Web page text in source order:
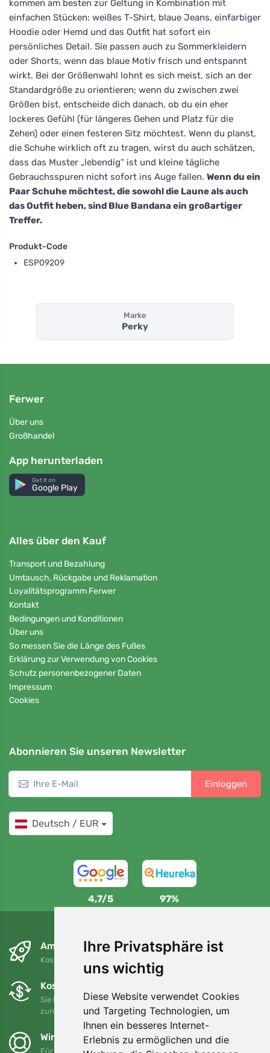
Ihre Privatsphäre ist
uns wichtig
Diese Website verwendet Cookies
und Targeting Technologien, um
Ihnen ein besseres Internet-
Erlebnis zu ermöglichen und die
kommen am besten zur Geltung in Kombination mit
einfachen Stücken: weißes T-Shirt, blaue Jeans, einfarbiger
Hoodie oder Hemd und das Outfit hat sofort ein
persönliches Detail. Sie passen auch zu Sommerkleidern
oder Shorts, wenn das blaue Motiv frisch und entspannt
wirkt. Bei der Größenwahl lohnt es sich meist, sich an der
Standardgröße zu orientieren; wenn du zwischen zwei
Größen bist, entscheide dich danach, ob du ein eher
lockeres Gefühl (für längeres Gehen und Platz für die
Zehen) oder einen festeren Sitz möchtest. Wenn du planst,
die Schuhe wirklich oft zu tragen, wirst du auch schätzen,
dass das Muster „lebendig“ ist und kleine tägliche
Gebrauchsspuren nicht sofort ins Auge fallen. Wenn du ein
Paar Schuhe möchtest, die sowohl die Laune als auch
das Outfit heben, sind Blue Bandana ein großartiger
Treffer.
Produkt-Code
ESP09209
Marke
Perky
Ferwer
Über uns
Großhandel
App herunterladen
Get it on
Google Play
Alles über den Kauf
Transport und Bezahlung
Umtausch, Rückgabe und Reklamation
Loyalitätsprogramm Ferwer
Kontakt
Bedingungen und Konditionen
Über uns
So messen Sie die Länge des Fußes
Erklärung zur Verwendung von Cookies
Schutz personenbezogener Daten
Impressum
Cookies
Abonnieren Sie unseren Newsletter
Einloggen
Deutsch / EUR
4,7/5 97%
Am nächsten Tag und kostenlos
Kostenloser Versand für Bestellungen über 80 EUR
Kostenloser Umtausch und Rückgabe
Sie können Ihre Bestellung jederzeit innerhalb von 90 Tagen
zurückgeben oder umtauschen.
Wir unterstützen Trees.org
Für jede Bestellung pflanzen wir einen Baum! Mehr lesen